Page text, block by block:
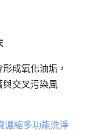
成氧化油垢，
與交叉污染風
濃縮多功能洗淨